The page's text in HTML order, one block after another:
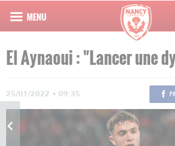
El Aynaoui : "Lancer une
25/01/2022 • 09:35